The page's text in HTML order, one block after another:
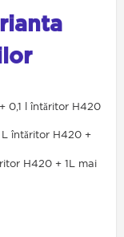
0,1 l întăritor H420
L întăritor H420 +
H420 + 1L mai